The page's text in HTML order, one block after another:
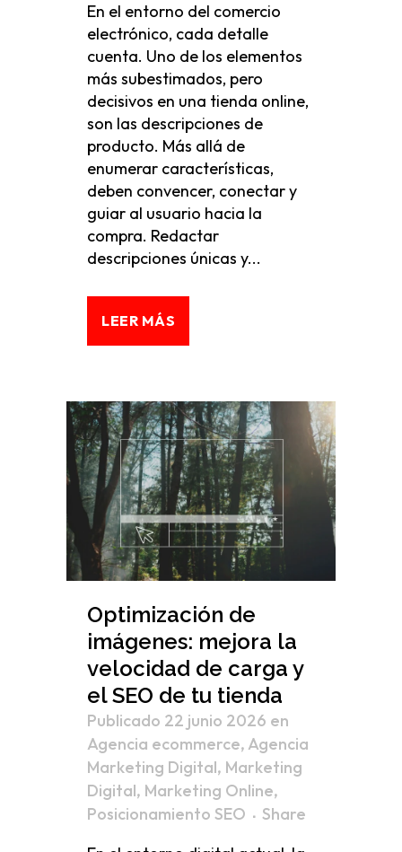
En el entorno del comercio
electrónico, cada detalle
cuenta. Uno de los elementos
más subestimados, pero
decisivos en una tienda online,
son las descripciones de
producto. Más allá de
enumerar características,
deben convencer, conectar y
guiar al usuario hacia la
compra. Redactar
descripciones únicas y...
LEER MÁS
Optimización de
imágenes: mejora la
velocidad de carga y
el SEO de tu tienda
Publicado 22 junio 2026 en
Agencia ecommerce, Agencia
Marketing Digital, Marketing
Digital, Marketing Online,
Posicionamiento SEO
Share